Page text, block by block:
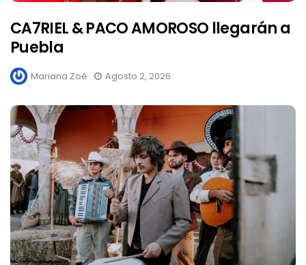
CA7RIEL & PACO AMOROSO llegarán a
Puebla
Mariana Zoé Agosto 2, 2026